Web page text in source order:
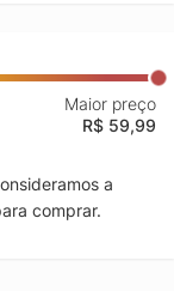
Maior preço
R$ 59,99
a
comprar.